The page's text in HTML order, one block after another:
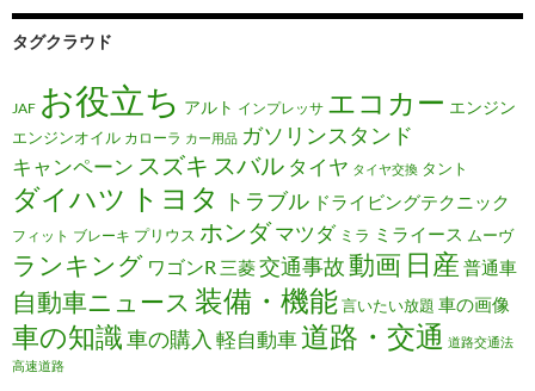
タグクラウド
JAF お役立ち アルト インプレッサ エコカー エンジン
エンジンオイル カローラ カー用品 ガソリンスタンド
キャンペーン スズキ スバル タイヤ タイヤ交換 タント
ダイハツ トヨタ トラブル ドライビングテクニック
フィット ブレーキ プリウス ホンダマツダ ミラ ミライース ムーヴ
ランキング ワゴンR 三菱交通事故動画 日産 普通車
自動車ニュース 装備・機能言いたい放題 車の画像
車の知識車の購入 軽自動車道路・交通 道路交通法
高速道路